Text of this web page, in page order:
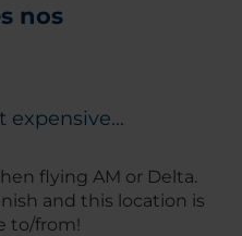
nos
expensive...
flying AM or Delta.
and this location is
to/from!